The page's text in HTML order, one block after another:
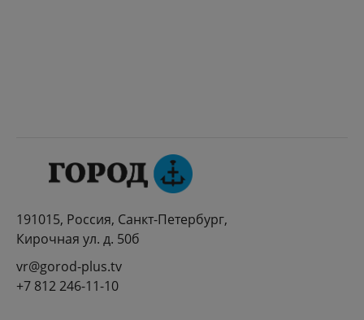
191015, Россия, Санкт-Петербург,
Кирочная ул. д. 50б
vr@gorod-plus.tv
+7 812 246-11-10